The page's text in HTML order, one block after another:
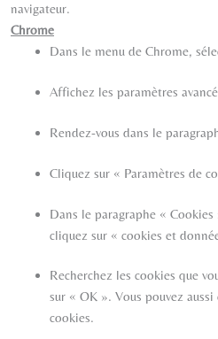
navigateur.
Chrome
Dans le menu de Chrome,
Affichez les paramètres
Rendez-vous dans le
Cliquez sur « Paramètres de
Dans le paragraphe «
cliquez sur « cookies et
Recherchez les cookies que
sur « OK ». Vous pouvez
cookies.